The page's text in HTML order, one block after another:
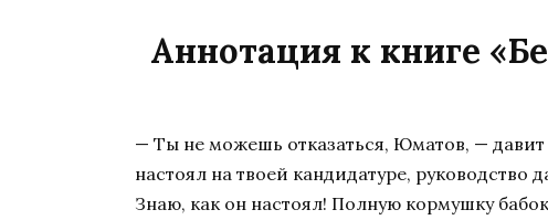
Аннотация к книге
— Ты не можешь отказаться, Юматов, — давит
настоял на твоей кандидатуре, руководство
Знаю, как он настоял! Полную кормушку